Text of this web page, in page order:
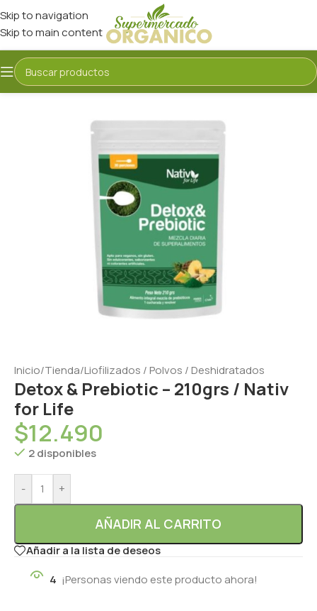
Skip to navigation
Skip to main content
Inicio/Tienda/Liofilizados / Polvos / Deshidratados
Detox & Prebiotic – 210grs / Nativ
for Life
$12.490
2 disponibles
- +
AÑADIR AL CARRITO
Añadir a la lista de deseos
4 ¡Personas viendo este producto ahora!